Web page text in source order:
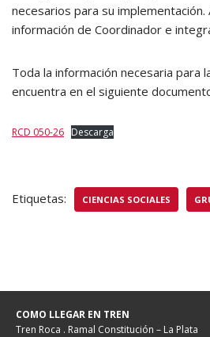
necesarios para su implementación.
información de Coordinador e
Toda la información necesaria para
encuentra en el siguiente
RCD 050-26 Descarga
Etiquetas: CIENCIAS SOCIALES
COMO LLEGAR EN TREN
Tren Roca . Ramal Constitución – La Plata